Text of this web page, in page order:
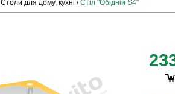
Столи для дому, кухні /Стіл "Обідній S4"